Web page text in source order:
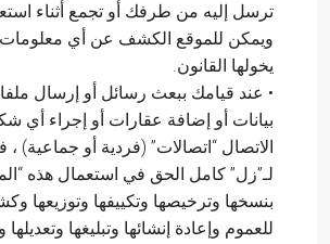
ترسل إليه من طرفك أو تجمع أثناء
ويمكن للموقع الكشف عن أي معلومات
يخولها القانون.
• عند قيامك ببعث رسائل أو إرسال
بيانات أو إضافة عقارات أو إجراء أي
الاتصال “اتصالات” (فردية أو جماعية) ،
لـ”زل” كامل الحق في استعمال هذه
بنسخها وترخيصها وتكييفها وتوزيعها
للعموم وإعادة إنشائها وتبليغها وتعديلها